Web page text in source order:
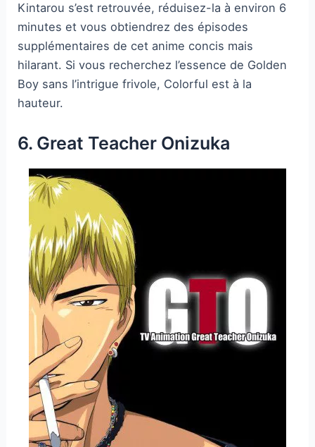
Kintarou s’est retrouvée, réduisez-la à environ 6
minutes et vous obtiendrez des épisodes
supplémentaires de cet anime concis mais
hilarant. Si vous recherchez l’essence de Golden
Boy sans l’intrigue frivole, Colorful est à la
hauteur.
6. Great Teacher Onizuka